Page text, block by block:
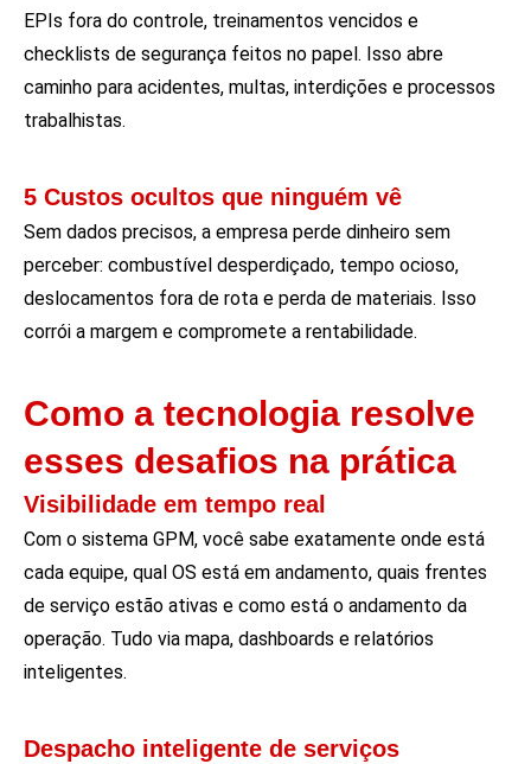
EPIs fora do controle, treinamentos vencidos e
checklists de segurança feitos no papel. Isso abre
caminho para acidentes, multas, interdições e processos
trabalhistas.
5 Custos ocultos que ninguém vê
Sem dados precisos, a empresa perde dinheiro sem
perceber: combustível desperdiçado, tempo ocioso,
deslocamentos fora de rota e perda de materiais. Isso
corrói a margem e compromete a rentabilidade.
Como a tecnologia resolve
esses desafios na prática
Visibilidade em tempo real
Com o sistema GPM, você sabe exatamente onde está
cada equipe, qual OS está em andamento, quais frentes
de serviço estão ativas e como está o andamento da
operação. Tudo via mapa, dashboards e relatórios
inteligentes.
Despacho inteligente de serviços